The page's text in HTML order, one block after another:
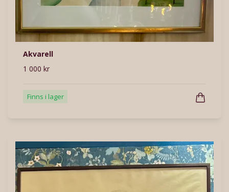
Akvarell
1 000 kr
Finns i lager